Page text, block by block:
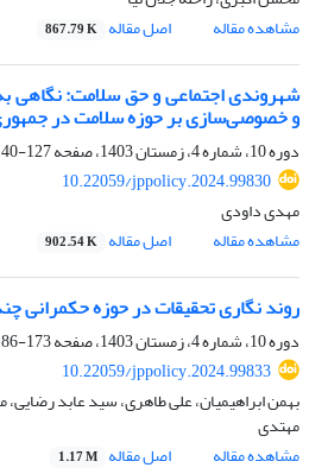
مشاهده مقاله
اصل مقاله 867.79 K
شهروندی اجتماعی و حق سلامت: نگاهی
و خصوصی‌سازی بر حوزه سلامت در
دوره 10، شماره 4، زمستان 1403، صفحه
127-140
10.22059/jppolicy.2024.99830
مهدی داودی
مشاهده مقاله
اصل مقاله 902.54 K
روند نگاری تحقیقات در حوزه حکمرانی
دوره 10، شماره 4، زمستان 1403، صفحه
173-186
10.22059/jppolicy.2024.99833
بهمن ابراهیمیان، علی طاهری، سید عابد
مهتدی
مشاهده مقاله
اصل مقاله 1.17 M